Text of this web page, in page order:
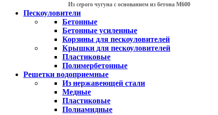
Из серого чугуна с основанием из бетона М600
Пескоуловители
Бетонные
Бетонные усиленные
Корзины для пескоуловителей
Крышки для пескоуловителей
Пластиковые
Полимербетонные
Решетки водоприемные
Из нержавеющей стали
Медные
Пластиковые
Полиамидные